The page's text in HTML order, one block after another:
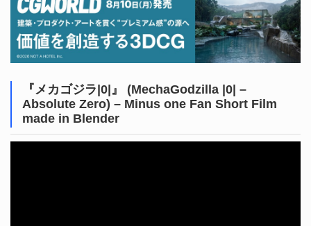
『メカゴジラ|0|』 (MechaGodzilla |0| –
Absolute Zero) – Minus one Fan Short Film
made in Blender